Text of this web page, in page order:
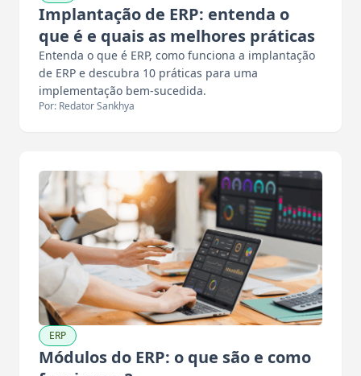
Implantação de ERP: entenda o
que é e quais as melhores práticas
Entenda o que é ERP, como funciona a implantação
de ERP e descubra 10 práticas para uma
implementação bem-sucedida.
Por: Redator Sankhya
ERP
Módulos do ERP: o que são e como